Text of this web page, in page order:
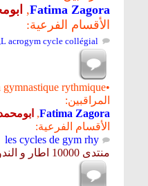
Fatima Zagora
,
الأقسام الفرعية:
L acrogym cycle collégial
•la gymnastique rythmique
المراقبين:
Fatima Zagora
,
الأقسام الفرعية:
les cycles de gym rhy
منتدى 10000 اطار و الندوات التربوية